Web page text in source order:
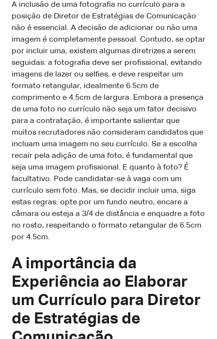
A inclusão de uma fotografia no currículo para a
posição de Diretor de Estratégias de Comunicação
não é essencial. A decisão de adicionar ou não uma
imagem é completamente pessoal. Contudo, se optar
por incluir uma, existem algumas diretrizes a serem
seguidas: a fotografia deve ser profissional, evitando
imagens de lazer ou selfies, e deve respeitar um
formato retangular, idealmente 6.5cm de
comprimento e 4.5cm de largura. Embora a presença
de uma foto no currículo não seja um fator decisivo
para a contratação, é importante salientar que
muitos recrutadores não consideram candidatos que
incluam uma imagem no seu currículo. Se a escolha
recair pela adição de uma foto, é fundamental que
seja uma imagem profissional. E quanto à foto? É
facultativo. Pode candidatar-se à vaga com um
currículo sem foto. Mas, se decidir incluir uma, siga
estas regras: opte por um fundo neutro, encare a
câmara ou esteja a 3/4 de distância e enquadre a foto
no rosto, respeitando o formato retangular de 6.5cm
por 4.5cm.
A importância da
Experiência ao Elaborar
um Currículo para Diretor
de Estratégias de